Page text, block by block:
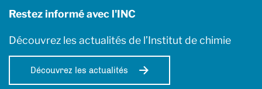
Restez informé avec l'INC
Découvrez les actualités de l’Institut de chimie
Découvrez les actualités